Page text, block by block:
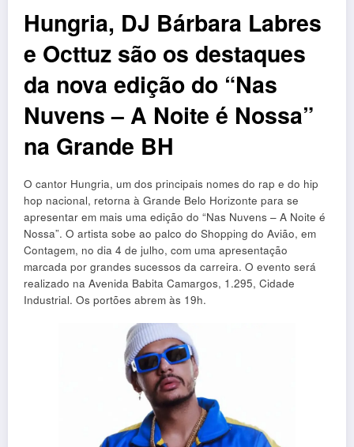
Hungria, DJ Bárbara Labres
e Octtuz são os destaques
da nova edição do “Nas
Nuvens – A Noite é Nossa”
na Grande BH
O cantor Hungria, um dos principais nomes do rap e do hip
hop nacional, retorna à Grande Belo Horizonte para se
apresentar em mais uma edição do “Nas Nuvens – A Noite é
Nossa”. O artista sobe ao palco do Shopping do Avião, em
Contagem, no dia 4 de julho, com uma apresentação
marcada por grandes sucessos da carreira. O evento será
realizado na Avenida Babita Camargos, 1.295, Cidade
Industrial. Os portões abrem às 19h.